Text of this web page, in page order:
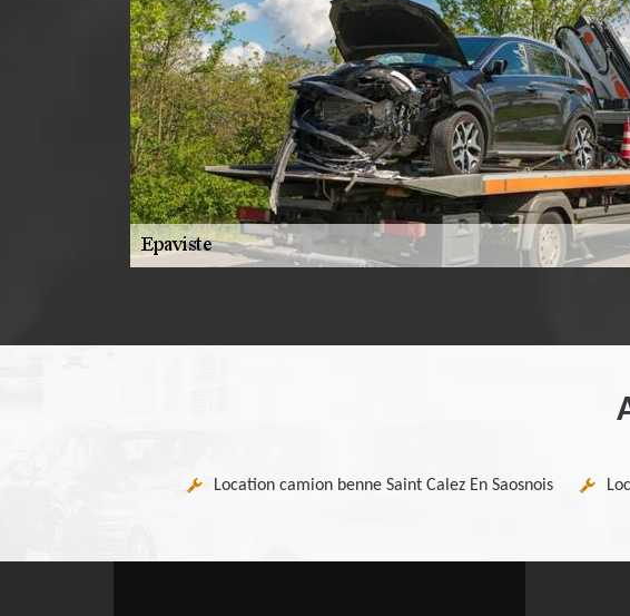
Location camion benne Saint Calez En Saosnois